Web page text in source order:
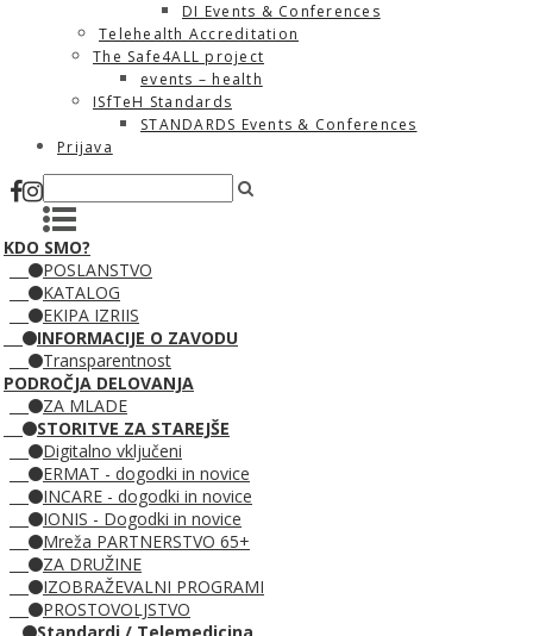
DI Events & Conferences
Telehealth Accreditation
The Safe4ALL project
events – health
ISfTeH Standards
STANDARDS Events & Conferences
Prijava
KDO SMO?
POSLANSTVO
KATALOG
EKIPA IZRIIS
INFORMACIJE O ZAVODU
Transparentnost
PODROČJA DELOVANJA
ZA MLADE
STORITVE ZA STAREJŠE
Digitalno vključeni
ERMAT - dogodki in novice
INCARE - dogodki in novice
IONIS - Dogodki in novice
Mreža PARTNERSTVO 65+
ZA DRUŽINE
IZOBRAŽEVALNI PROGRAMI
PROSTOVOLJSTVO